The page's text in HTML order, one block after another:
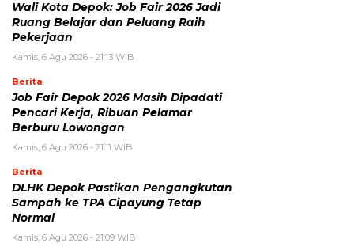
Wali Kota Depok: Job Fair 2026 Jadi
Ruang Belajar dan Peluang Raih
Pekerjaan
Kamis, 6 Agu 2026 - 21:13 WIB
Berita
Job Fair Depok 2026 Masih Dipadati
Pencari Kerja, Ribuan Pelamar
Berburu Lowongan
Kamis, 6 Agu 2026 - 21:11 WIB
Berita
DLHK Depok Pastikan Pengangkutan
Sampah ke TPA Cipayung Tetap
Normal
Kamis, 6 Agu 2026 - 21:09 WIB